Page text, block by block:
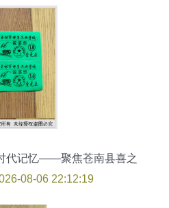
代记忆——聚焦苍南县喜之
的发展创新
08-06 22:12:19